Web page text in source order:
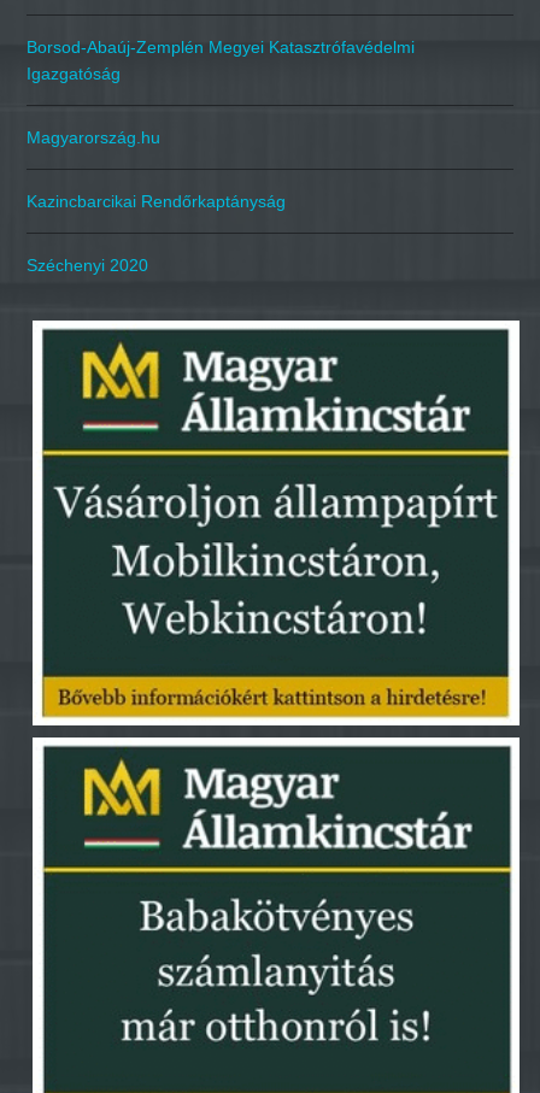
Borsod-Abaúj-Zemplén Megyei Katasztrófavédelmi
Igazgatóság
Magyarország.hu
Kazincbarcikai Rendőrkaptányság
Széchenyi 2020